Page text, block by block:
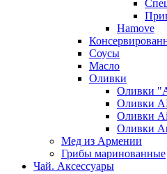
Hamove
Соусы
Масло
Оливки
Оливки
Оливки
Оливки
Оливки
Мед из Армении
Грибы маринованные
Чай. Аксессуары